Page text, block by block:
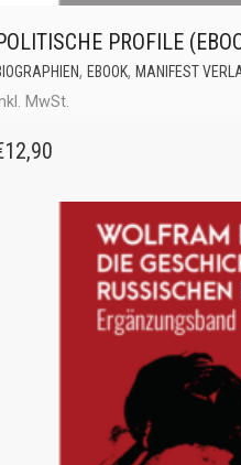
PROFILE
, EBOOK, MANIFEST
MwSt.
12,90